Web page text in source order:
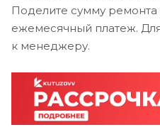
Поделите сумму ремонта
ежемесячный платеж.
к менеджеру.